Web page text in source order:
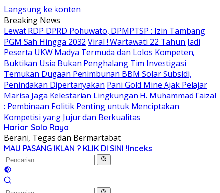
Langsung ke konten
Breaking News
Lewat RDP DPRD Pohuwato, DPMPTSP : Izin Tambang
PGM Sah Hingga 2032 Viral ! Wartawati 22 Tahun Jadi
Peserta UKW Madya Termuda dan Lolos Kompeten,
Buktikan Usia Bukan Penghalang Tim Investigasi
Temukan Dugaan Penimbunan BBM Solar Subsidi,
Penindakan Dipertanyakan Pani Gold Mine Ajak Pelajar
Marisa Jaga Kelestarian Lingkungan H. Muhammad Faizal
: Pembinaan Politik Penting untuk Menciptakan
Kompetisi yang Jujur dan Berkualitas
Harian Solo Raya
Berani, Tegas dan Bermartabat
MAU PASANG IKLAN ? KLIK DI SINI !Indeks